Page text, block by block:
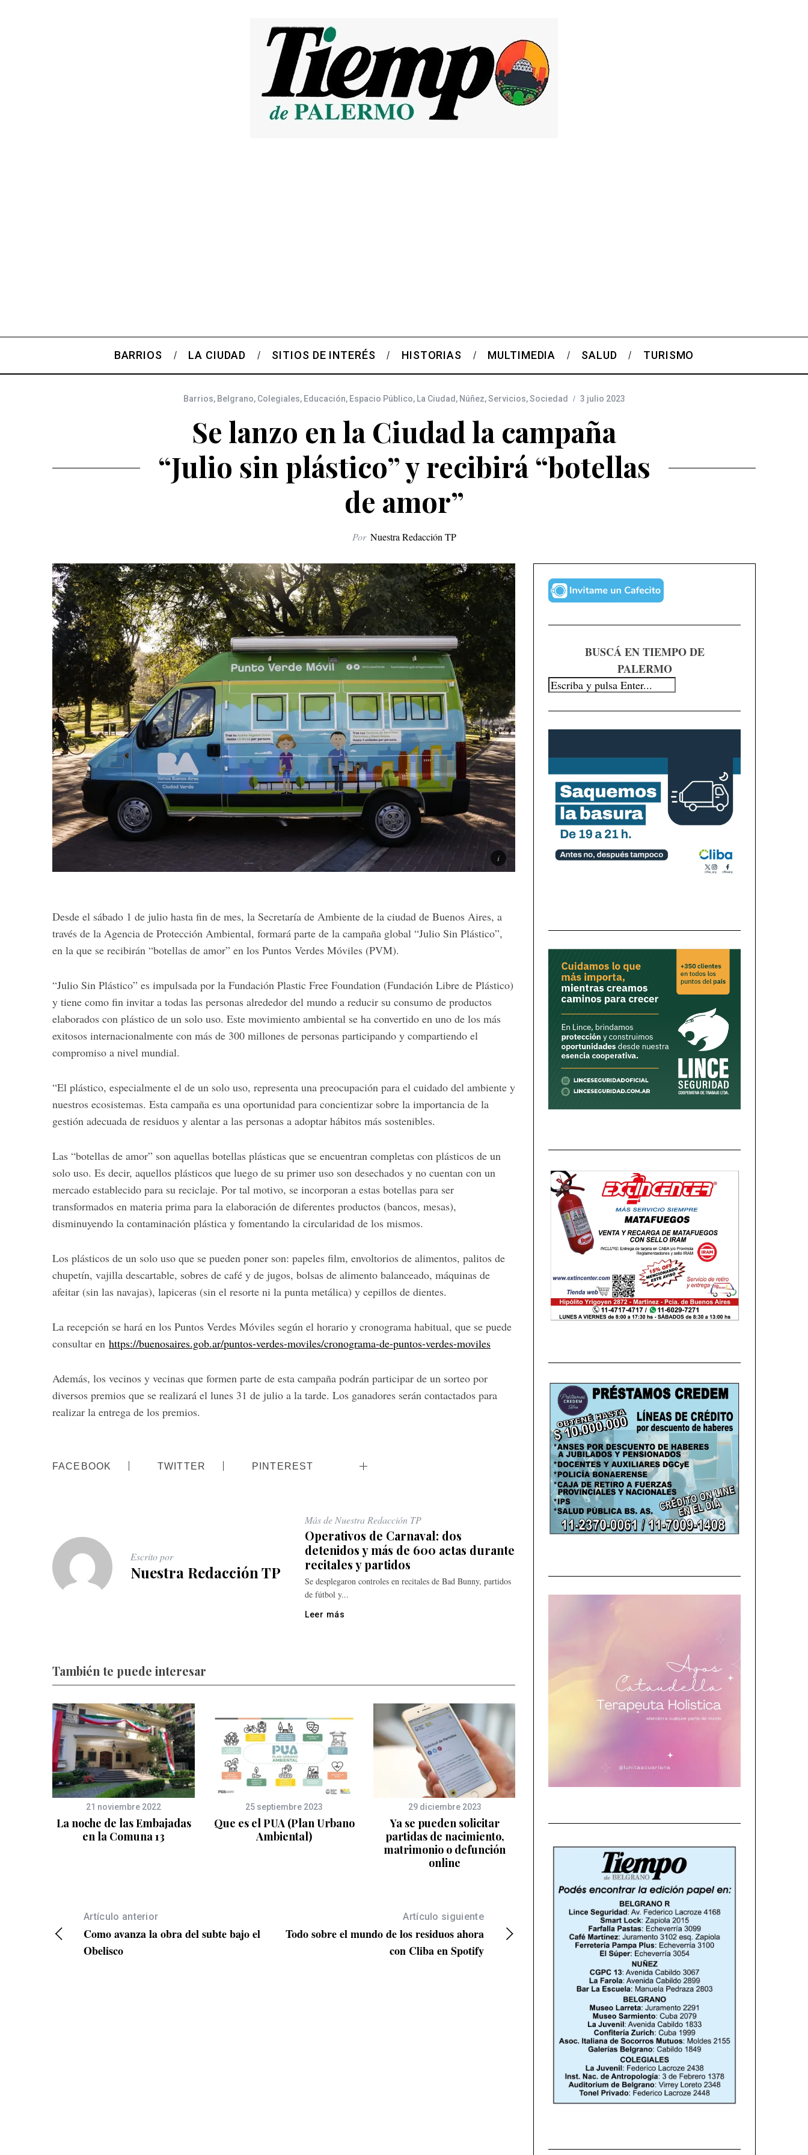
BARRIOS LA CIUDAD SITIOS DE INTERÉS HISTORIAS MULTIMEDIA SALUD TURISMO
Barrios, Belgrano, Colegiales, Educación, Espacio Público, La Ciudad , Núñez,Servicios,Sociedad 3 julio 2023
Se lanzo en la Ciudad la campaña
“Julio sin plástico” y recibirá “botellas
de amor”
Por Nuestra Redacción TP
Desde el sábado 1 de julio hasta fin de mes, la Secretaría de Ambiente de la ciudad de Buenos Aires, a
través de la Agencia de Protección Ambiental, formará parte de la campaña global “Julio Sin Plástico”,
en la que se recibirán “botellas de amor” en los Puntos Verdes Móviles (PVM).
“Julio Sin Plástico” es impulsada por la Fundación Plastic Free Foundation (Fundación Libre de Plástico)
y tiene como fin invitar a todas las personas alrededor del mundo a reducir su consumo de productos
elaborados con plástico de un solo uso. Este movimiento ambiental se ha convertido en uno de los más
exitosos internacionalmente con más de 300 millones de personas participando y compartiendo el
compromiso a nivel mundial.
“El plástico, especialmente el de un solo uso, representa una preocupación para el cuidado del ambiente y
nuestros ecosistemas. Esta campaña es una oportunidad para concientizar sobre la importancia de la
gestión adecuada de residuos y alentar a las personas a adoptar hábitos más sostenibles.
Las “botellas de amor” son aquellas botellas plásticas que se encuentran completas con plásticos de un
solo uso. Es decir, aquellos plásticos que luego de su primer uso son desechados y no cuentan con un
mercado establecido para su reciclaje. Por tal motivo, se incorporan a estas botellas para ser
transformados en materia prima para la elaboración de diferentes productos (bancos, mesas),
disminuyendo la contaminación plástica y fomentando la circularidad de los mismos.
Los plásticos de un solo uso que se pueden poner son: papeles film, envoltorios de alimentos, palitos de
chupetín, vajilla descartable, sobres de café y de jugos, bolsas de alimento balanceado, máquinas de
afeitar (sin las navajas), lapiceras (sin el resorte ni la punta metálica) y cepillos de dientes.
La recepción se hará en los Puntos Verdes Móviles según el horario y cronograma habitual, que se puede
consultar en https://buenosaires.gob.ar/puntos-verdes-moviles/cronograma-de-puntos-verdes-moviles
Además, los vecinos y vecinas que formen parte de esta campaña podrán participar de un sorteo por
diversos premios que se realizará el lunes 31 de julio a la tarde. Los ganadores serán contactados para
realizar la entrega de los premios.
FACEBOOK TWITTER PINTEREST
Escrito por
Nuestra Redacción TP
Más de Nuestra Redacción TP
Operativos de Carnaval: dos
detenidos y más de 600 actas durante
recitales y partidos
Se desplegaron controles en recitales de Bad Bunny, partidos
de fútbol y...
Leer más
También te puede interesar
21 noviembre 2022
La noche de las Embajadas
en la Comuna 13
25 septiembre 2023
Que es el PUA (Plan Urbano
Ambiental)
29 diciembre 2023
Ya se pueden solicitar
partidas de nacimiento,
matrimonio o defunción
online
Artículo anterior
Como avanza la obra del subte bajo el
Obelisco
Artículo siguiente
Todo sobre el mundo de los residuos ahora
con Cliba en Spotify
BUSCÁ EN TIEMPO DE
PALERMO
r
c
h
: